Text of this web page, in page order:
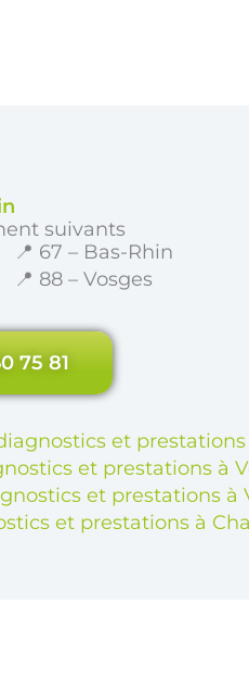
suivants
📍 67 – Bas-Rhin
📍 88 – Vosges
75 81
et prestations
et prestations à
et prestations à
et prestations à